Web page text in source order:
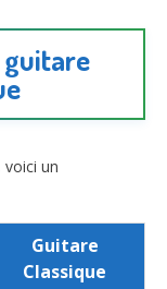
guitare
voici un
Guitare
Classique